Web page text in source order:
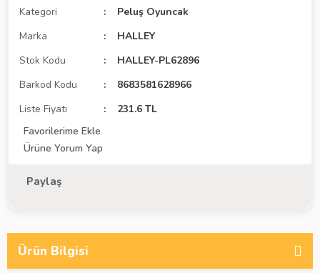
Kategori
Peluş Oyuncak
Marka
HALLEY
Stok Kodu
HALLEY-PL62896
Barkod Kodu
8683581628966
Liste Fiyatı
231.6 TL
Ürüne Yorum Yap
Paylaş
Ürün Bilgisi